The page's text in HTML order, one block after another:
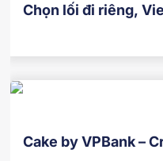
Chọn lối đi riêng,
Cake by VPBank –